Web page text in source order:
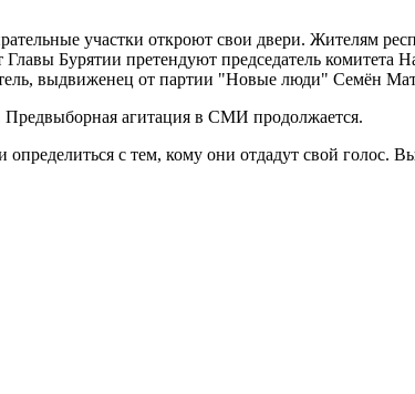
участки откроют свои двери. Жителям
Бурятии претендуют председатель
выдвиженец от партии "Новые люди" Семён
Предвыборная агитация в СМИ продолжается.
с тем, кому они отдадут свой голос.